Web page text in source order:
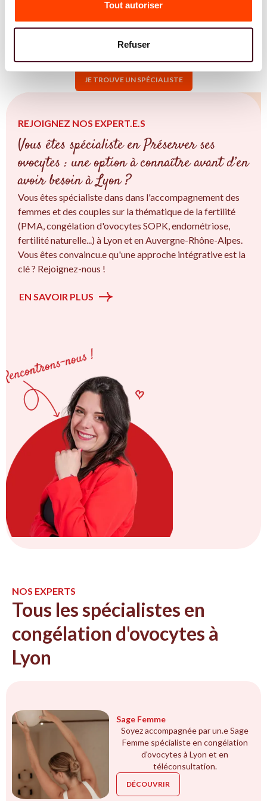
Tout autoriser
Refuser
JE TROUVE UN SPÉCIALISTE
REJOIGNEZ NOS EXPERT.E.S
Vous êtes spécialiste en Préserver ses
ovocytes : une option à connaître avant d’en
avoir besoin à Lyon ?
Vous êtes spécialiste dans dans l'accompagnement des
femmes et des couples sur la thématique de la fertilité
(PMA, congélation d'ovocytes SOPK, endométriose,
fertilité naturelle...) à Lyon et en Auvergne-Rhône-Alpes.
Vous êtes convaincu.e qu'une approche intégrative est la
clé ? Rejoignez-nous !
EN SAVOIR PLUS
NOS EXPERTS
Tous les spécialistes en
congélation d'ovocytes à
Lyon
Sage Femme
Soyez accompagnée par un.e Sage
Femme spécialiste en congélation
d'ovocytes à Lyon et en
téléconsultation.
DÉCOUVRIR